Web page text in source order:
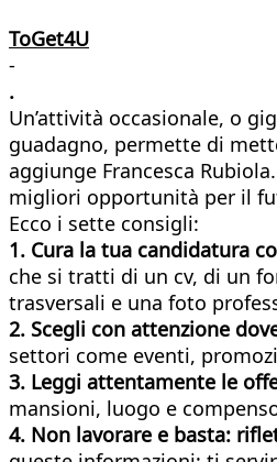
ToGet4U
-
.
Un’attività occasionale, o
guadagno, permette di
aggiunge Francesca
migliori opportunità per il
Ecco i sette consigli:
1. Cura la tua candidatura
che si tratti di un cv, di un
trasversali e una foto
2. Scegli con attenzione
settori come eventi,
3. Leggi attentamente le
mansioni, luogo e
4. Non lavorare e basta: